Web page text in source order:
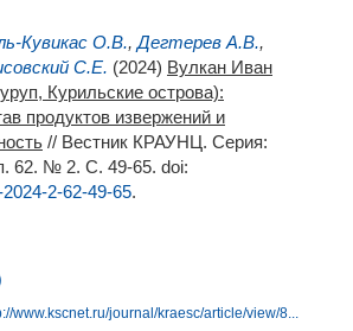
Кувикас О.В.,Дегтерев А.В.,
С.Е. (2024) Вулкан Иван
Курильские острова):
продуктов извержений и
// Вестник КРАУНЦ. Серия:
62. № 2. С. 49-65. doi:
2-62-49-65.
www.kscnet.ru/journal/kraesc/article/view/8...